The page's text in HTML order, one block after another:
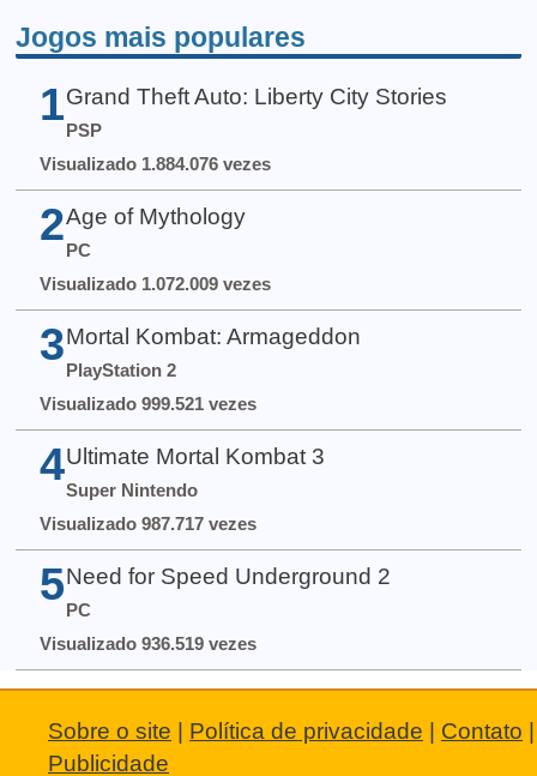
Jogos mais populares
1 Grand Theft Auto: Liberty City Stories
PSP
Visualizado 1.884.076 vezes
2 Age of Mythology
PC
Visualizado 1.072.009 vezes
3 Mortal Kombat: Armageddon
PlayStation 2
Visualizado 999.521 vezes
4 Ultimate Mortal Kombat 3
Super Nintendo
Visualizado 987.717 vezes
5 Need for Speed Underground 2
PC
Visualizado 936.519 vezes
Sobre o site | Política de privacidade | Contato |
Publicidade